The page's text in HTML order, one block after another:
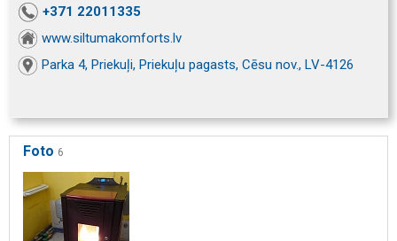
+371 22011335
www.siltumakomforts.lv
Parka 4, Priekuļi, Priekuļu pagasts, Cēsu nov., LV-4126
Foto 6